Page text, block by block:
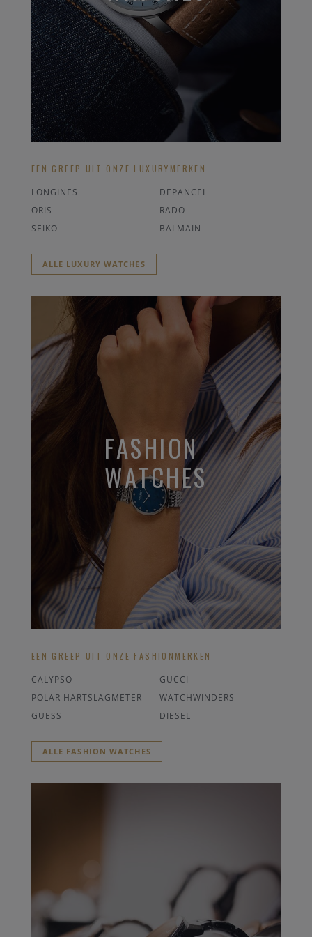
EEN GREEP UIT ONZE LUXURYMERKEN
LONGINES
DEPANCEL
ORIS
RADO
SEIKO
BALMAIN
ALLE LUXURY WATCHES
FASHION
WATCHES
EEN GREEP UIT ONZE FASHIONMERKEN
CALYPSO
GUCCI
POLAR HARTSLAGMETER
WATCHWINDERS
GUESS
DIESEL
ALLE FASHION WATCHES